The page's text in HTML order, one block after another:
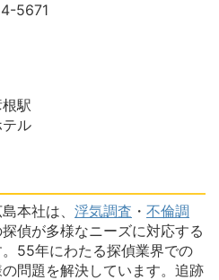
5671
駅
ル
本社は、 浮気調査 ・ 不倫調
偵が多様なニーズに対応する
55年にわたる探偵業界での
問題を解決しています。追跡